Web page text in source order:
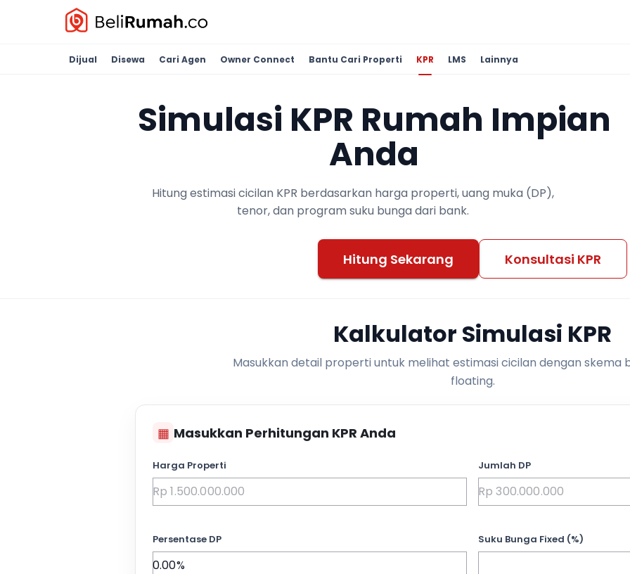
Dijual Disewa Cari Agen Owner Connect Bantu Cari Properti KPR LMS Lainnya
Simulasi KPR Rumah Impian
Anda
Hitung estimasi cicilan KPR berdasarkan harga properti, uang muka (DP),
tenor, dan program suku bunga dari bank.
Hitung Sekarang Konsultasi KPR
Kalkulator Simulasi KPR
Masukkan detail properti untuk melihat estimasi cicilan dengan skema
floating.
▦ Masukkan Perhitungan KPR Anda
Harga Properti Jumlah DP
Persentase DP Suku Bunga Fixed (%)